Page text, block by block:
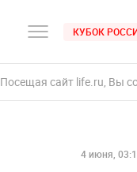
КУБОК
Посещая сайт life.ru, Вы
4 июня,